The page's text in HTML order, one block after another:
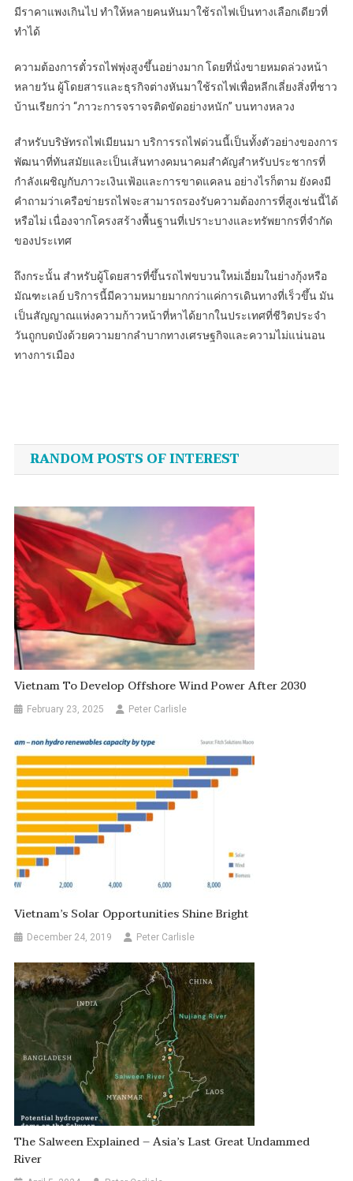
มีราคาแพงเกินไป ทำให้หลายคนหันมาใช้รถไฟเป็นทางเลือกเดียวที่
ทำได้
ความต้องการตั๋วรถไฟพุ่งสูงขึ้นอย่างมาก โดยที่นั่งขายหมดล่วงหน้า
หลายวัน ผู้โดยสารและธุรกิจต่างหันมาใช้รถไฟเพื่อหลีกเลี่ยงสิ่งที่ชาว
บ้านเรียกว่า “ภาวะการจราจรติดขัดอย่างหนัก” บนทางหลวง
สำหรับบริษัทรถไฟเมียนมา บริการรถไฟด่วนนี้เป็นทั้งตัวอย่างของการ
พัฒนาที่ทันสมัยและเป็นเส้นทางคมนาคมสำคัญสำหรับประชากรที่
กำลังเผชิญกับภาวะเงินเฟ้อและการขาดแคลน อย่างไรก็ตาม ยังคงมี
คำถามว่าเครือข่ายรถไฟจะสามารถรองรับความต้องการที่สูงเช่นนี้ได้
หรือไม่ เนื่องจากโครงสร้างพื้นฐานที่เปราะบางและทรัพยากรที่จำกัด
ของประเทศ
ถึงกระนั้น สำหรับผู้โดยสารที่ขึ้นรถไฟขบวนใหม่เอี่ยมในย่างกุ้งหรือ
มัณฑะเลย์ บริการนี้มีความหมายมากกว่าแค่การเดินทางที่เร็วขึ้น มัน
เป็นสัญญาณแห่งความก้าวหน้าที่หาได้ยากในประเทศที่ชีวิตประจำ
วันถูกบดบังด้วยความยากลำบากทางเศรษฐกิจและความไม่แน่นอน
ทางการเมือง
navigation
RANDOM POSTS OF INTEREST
Vietnam To Develop Offshore Wind Power After 2030
February 23, 2025 Peter Carlisle
Vietnam’s Solar Opportunities Shine Bright
December 24, 2019 Peter Carlisle
The Salween Explained – Asia’s Last Great Undammed
River